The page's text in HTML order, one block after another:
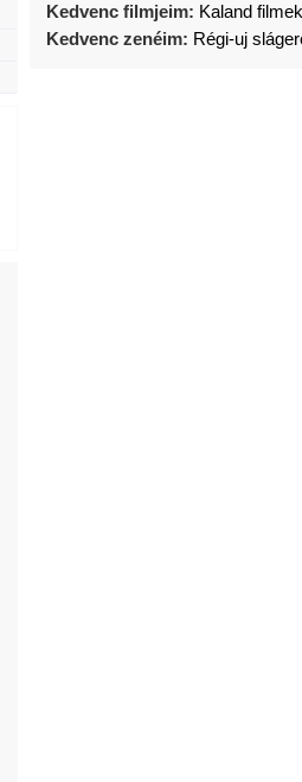
Kedvenc filmjeim: Kaland filmek
Kedvenc zenéim: Régi-uj